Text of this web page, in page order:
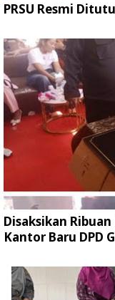
PRSU Resmi
Disaksikan
Kantor Baru DPD